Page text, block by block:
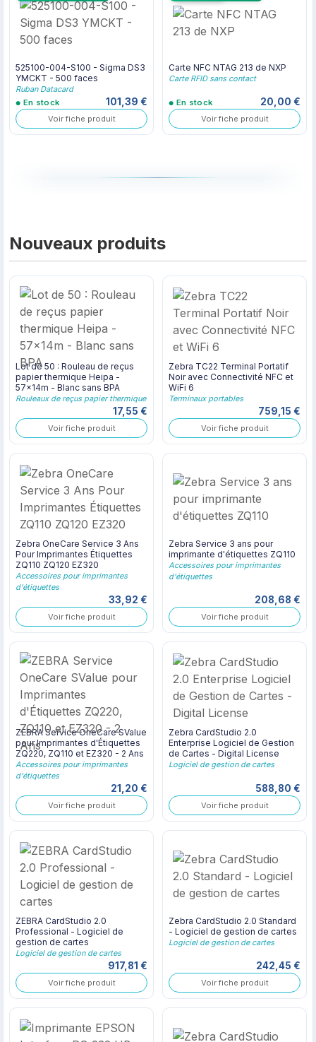
525100-004-S100 - Sigma DS3
YMCKT - 500 faces
Ruban Datacard
En stock
101,39 €
Voir fiche produit
Carte NFC NTAG 213 de NXP
Carte RFID sans contact
En stock 20,00 €
Voir fiche produit
Nouveaux produits
Lot de 50 : Rouleau de reçus
papier thermique Heipa -
57x14m - Blanc sans BPA
Rouleaux de reçus papier thermique
17,55 €
Voir fiche produit
Zebra TC22 Terminal Portatif
Noir avec Connectivité NFC et
WiFi 6
Terminaux portables
759,15 €
Voir fiche produit
Zebra OneCare Service 3 Ans
Pour Imprimantes Étiquettes
ZQ110 ZQ120 EZ320
Accessoires pour imprimantes
d'étiquettes
33,92 €
Voir fiche produit
Zebra Service 3 ans pour
imprimante d'étiquettes ZQ110
Accessoires pour imprimantes
d'étiquettes
208,68 €
Voir fiche produit
ZEBRA Service OneCare SValue
pour Imprimantes d'Étiquettes
ZQ220, ZQ110 et EZ320 - 2 Ans
Accessoires pour imprimantes
d'étiquettes
21,20 €
Voir fiche produit
Zebra CardStudio 2.0
Enterprise Logiciel de Gestion
de Cartes - Digital License
Logiciel de gestion de cartes
588,80 €
Voir fiche produit
ZEBRA CardStudio 2.0
Professional - Logiciel de
gestion de cartes
Logiciel de gestion de cartes
917,81 €
Voir fiche produit
Zebra CardStudio 2.0 Standard
- Logiciel de gestion de cartes
Logiciel de gestion de cartes
242,45 €
Voir fiche produit